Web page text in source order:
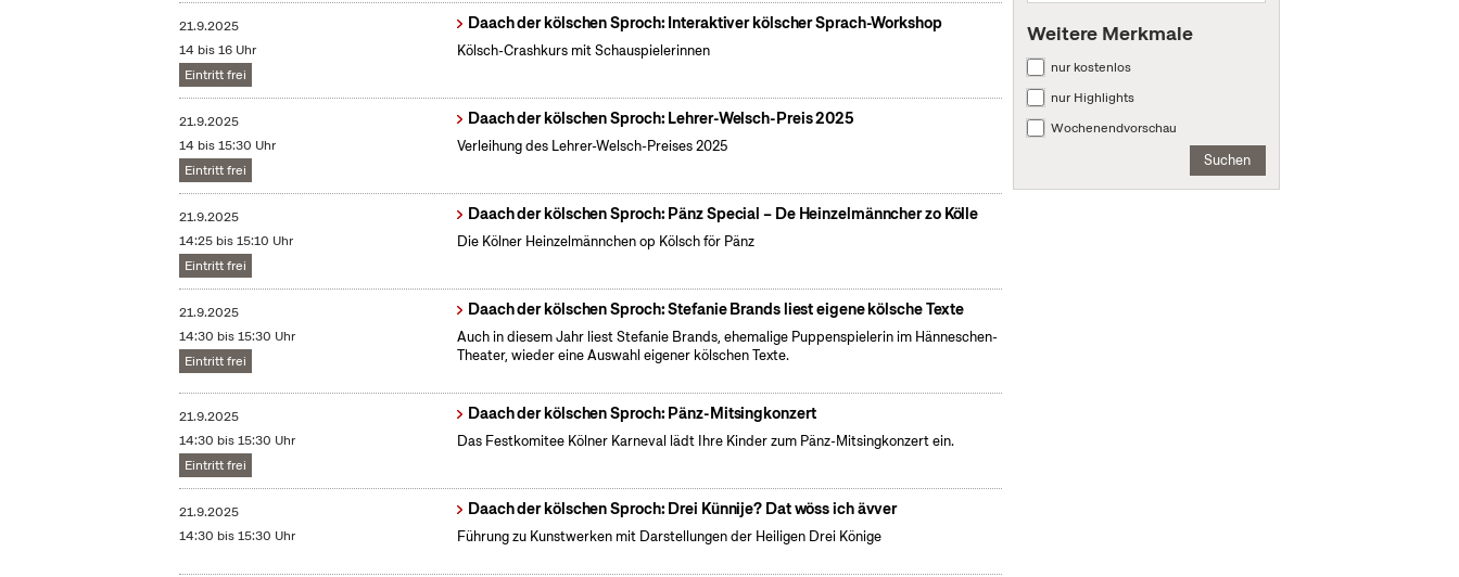
21.9.2025
14 bis 16 Uhr
Eintritt frei
Daach der kölschen Sproch: Interaktiver kölscher Sprach-Workshop
Kölsch-Crashkurs mit Schauspielerinnen
21.9.2025
14 bis 15:30 Uhr
Eintritt frei
Daach der kölschen Sproch: Lehrer-Welsch-Preis 2025
Verleihung des Lehrer-Welsch-Preises 2025
21.9.2025
14:25 bis 15:10 Uhr
Eintritt frei
Daach der kölschen Sproch: Pänz Special – De Heinzelmänncher zo Kölle
Die Kölner Heinzelmännchen op Kölsch för Pänz
21.9.2025
14:30 bis 15:30 Uhr
Eintritt frei
Daach der kölschen Sproch: Stefanie Brands liest eigene kölsche Texte
Auch in diesem Jahr liest Stefanie Brands, ehemalige Puppenspielerin im Hänneschen-
Theater, wieder eine Auswahl eigener kölschen Texte.
21.9.2025
14:30 bis 15:30 Uhr
Eintritt frei
Daach der kölschen Sproch: Pänz-Mitsingkonzert
Das Festkomitee Kölner Karneval lädt Ihre Kinder zum Pänz-Mitsingkonzert ein.
21.9.2025
14:30 bis 15:30 Uhr
Daach der kölschen Sproch: Drei Künnije? Dat wöss ich ävver
Führung zu Kunstwerken mit Darstellungen der Heiligen Drei Könige
Weitere Merkmale
nur kostenlos
nur Highlights
Wochenendvorschau
Suchen